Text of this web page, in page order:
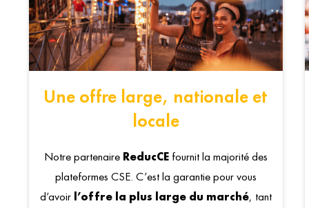
Une offre large, nationale et
locale
Notre partenaire ReducCEfournit la majorité des
plateformes CSE. C’est la garantie pour vous
d’avoir l’offre la plus large du marché, tant